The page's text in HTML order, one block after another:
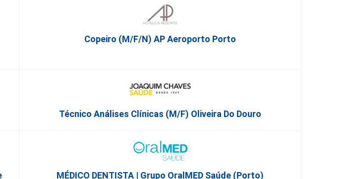
Copeiro (M/F/N) AP Aeroporto Porto
Técnico Análises Clínicas (M/F) Oliveira Do Douro
MÉDICO DENTISTA | Grupo OralMED Saúde (Porto)